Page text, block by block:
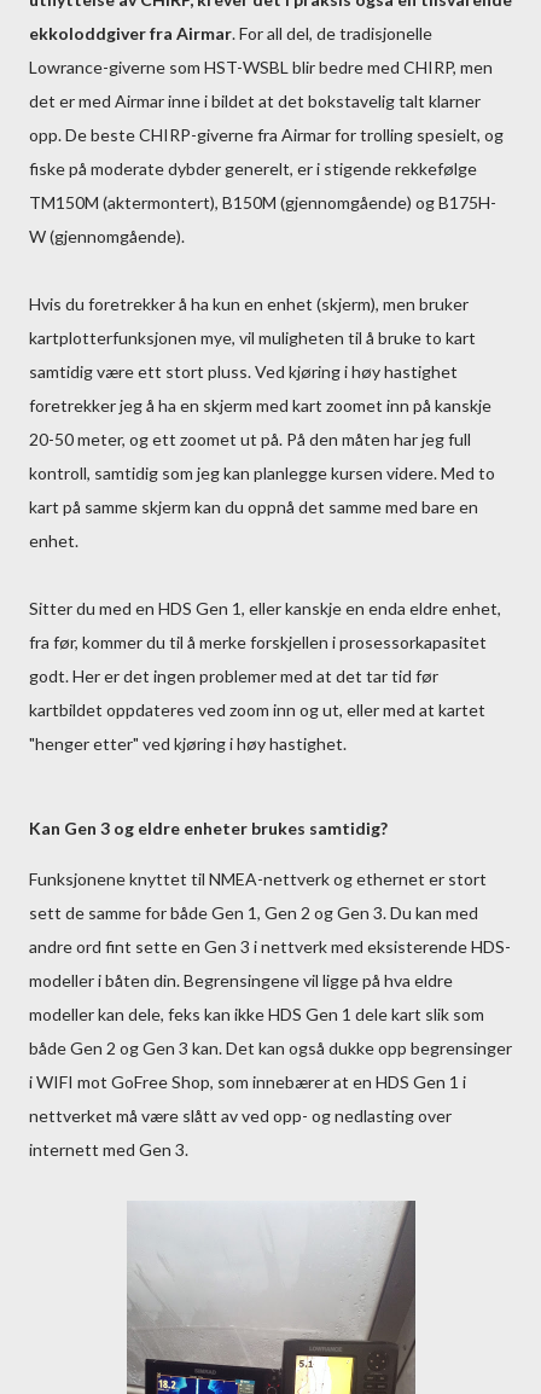
ekkoloddgiver fra Airmar. For all del, de tradisjonelle
Lowrance-giverne som HST-WSBL blir bedre med CHIRP, men
det er med Airmar inne i bildet at det bokstavelig talt klarner
opp. De beste CHIRP-giverne fra Airmar for trolling spesielt, og
fiske på moderate dybder generelt, er i stigende rekkefølge
TM150M (aktermontert), B150M (gjennomgående) og B175H-
W (gjennomgående).
Hvis du foretrekker å ha kun en enhet (skjerm), men bruker
kartplotterfunksjonen mye, vil muligheten til å bruke to kart
samtidig være ett stort pluss. Ved kjøring i høy hastighet
foretrekker jeg å ha en skjerm med kart zoomet inn på kanskje
20-50 meter, og ett zoomet ut på. På den måten har jeg full
kontroll, samtidig som jeg kan planlegge kursen videre. Med to
kart på samme skjerm kan du oppnå det samme med bare en
enhet.
Sitter du med en HDS Gen 1, eller kanskje en enda eldre enhet,
fra før, kommer du til å merke forskjellen i prosessorkapasitet
godt. Her er det ingen problemer med at det tar tid før
kartbildet oppdateres ved zoom inn og ut, eller med at kartet
"henger etter" ved kjøring i høy hastighet.
Kan Gen 3 og eldre enheter brukes samtidig?
Funksjonene knyttet til NMEA-nettverk og ethernet er stort
sett de samme for både Gen 1, Gen 2 og Gen 3. Du kan med
andre ord fint sette en Gen 3 i nettverk med eksisterende HDS-
modeller i båten din. Begrensingene vil ligge på hva eldre
modeller kan dele, feks kan ikke HDS Gen 1 dele kart slik som
både Gen 2 og Gen 3 kan. Det kan også dukke opp begrensinger
i WIFI mot GoFree Shop, som innebærer at en HDS Gen 1 i
nettverket må være slått av ved opp- og nedlasting over
internett med Gen 3.